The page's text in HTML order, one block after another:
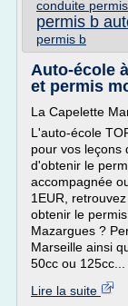
conduite
permis b
permis b
Auto-école
et permis
La Capelette
L'auto-école
pour vos leçons
d'obtenir le
accompagnée
1EUR,
obtenir le
Mazargues ?
Marseille ainsi
50cc ou 125cc...
Lire la suite